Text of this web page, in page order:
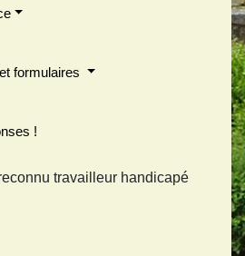
formulaires
!
travailleur handicapé